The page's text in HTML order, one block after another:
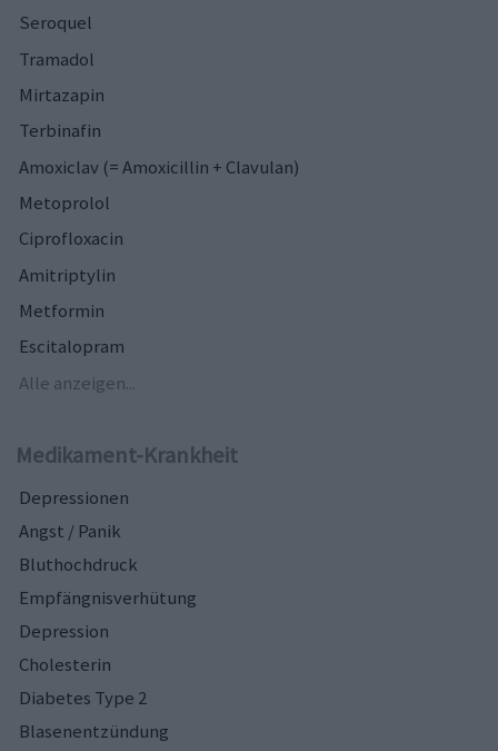
Seroquel
Tramadol
Mirtazapin
Terbinafin
Amoxiclav (= Amoxicillin + Clavulan)
Metoprolol
Ciprofloxacin
Amitriptylin
Metformin
Escitalopram
Alle anzeigen...
Medikament-Krankheit
Depressionen
Angst / Panik
Bluthochdruck
Empfängnisverhütung
Depression
Cholesterin
Diabetes Type 2
Blasenentzündung